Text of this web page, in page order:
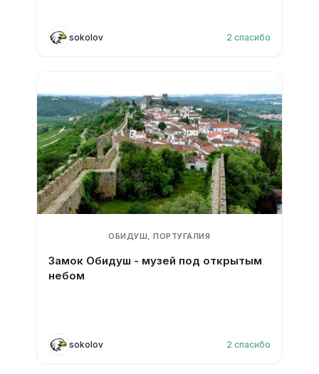
sokolov 2 спасибо
ОБИДУШ, ПОРТУГАЛИЯ
Замок Обидуш - музей под открытым
небом
sokolov 2 спасибо